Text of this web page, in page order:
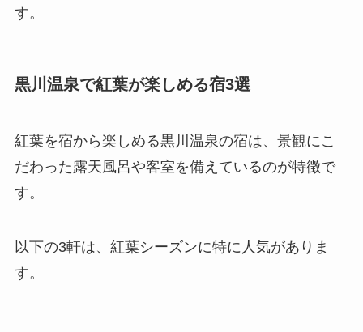
す。
黒川温泉で紅葉が楽しめる宿3選
紅葉を宿から楽しめる黒川温泉の宿は、景観にこ
だわった露天風呂や客室を備えているのが特徴で
す。
以下の3軒は、紅葉シーズンに特に人気がありま
す。